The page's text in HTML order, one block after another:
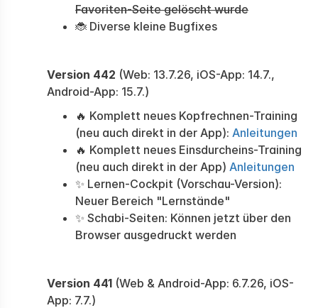
Favoriten-Seite gelöscht wurde
🐞 Diverse kleine Bugfixes
Version 442 (Web: 13.7.26, iOS-App: 14.7.,
Android-App: 15.7.)
🔥 Komplett neues Kopfrechnen-Training
(neu auch direkt in der App): Anleitungen
🔥 Komplett neues Einsdurcheins-Training
(neu auch direkt in der App) Anleitungen
✨ Lernen-Cockpit (Vorschau-Version):
Neuer Bereich "Lernstände"
✨ Schabi-Seiten: Können jetzt über den
Browser ausgedruckt werden
Version 441 (Web & Android-App: 6.7.26, iOS-
App: 7.7.)